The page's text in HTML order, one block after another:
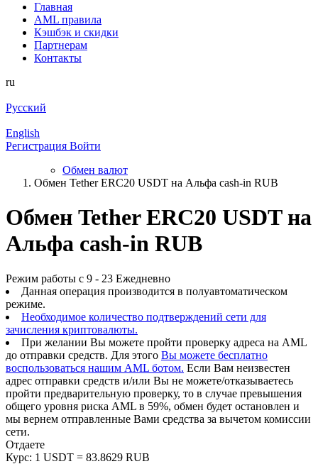
Главная
AML правила
Кэшбэк и cкидки
Партнерам
Контакты
ru
Русский
English
Регистрация Войти
Обмен валют
Обмен Tether ERC20 USDT на Альфа cash-in RUB
Обмен Tether ERC20 USDT на
Альфа cash-in RUB
Режим работы с 9 - 23 Ежедневно
Данная операция производится в полуавтоматическом
режиме.
Необходимое количество подтверждений сети для
зачисления криптовалюты.
При желании Вы можете пройти проверку адреса на AML
до отправки средств. Для этого Вы можете бесплатно
воспользоваться нашим AML ботом. Если Вам неизвестен
адрес отправки средств и/или Вы не можете/отказываетесь
пройти предварительную проверку, то в случае превышения
общего уровня риска AML в 59%, обмен будет остановлен и
мы вернем отправленные Вами средства за вычетом комиссии
сети.
Отдаете
Курс: 1 USDT = 83.8629 RUB